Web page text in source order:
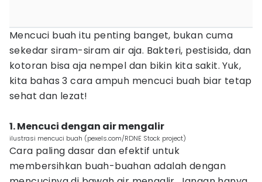
Mencuci buah itu penting banget, bukan cuma
sekedar siram-siram air aja. Bakteri, pestisida, dan
kotoran bisa aja nempel dan bikin kita sakit. Yuk,
kita bahas 3 cara ampuh mencuci buah biar tetap
sehat dan lezat!
1. Mencuci dengan air mengalir
ilustrasi mencuci buah (pexels.com/RDNE Stock project)
Cara paling dasar dan efektif untuk
membersihkan buah-buahan adalah dengan